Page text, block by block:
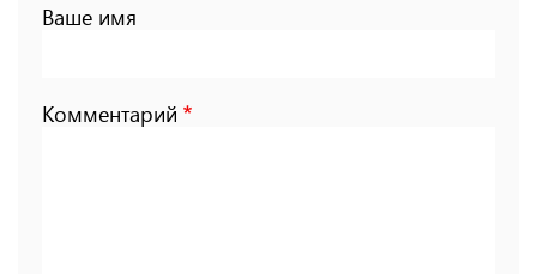
Ваше имя
Комментарий